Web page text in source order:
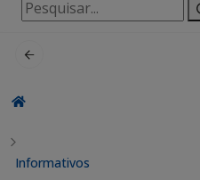
Pesquisar
por:
Informativos